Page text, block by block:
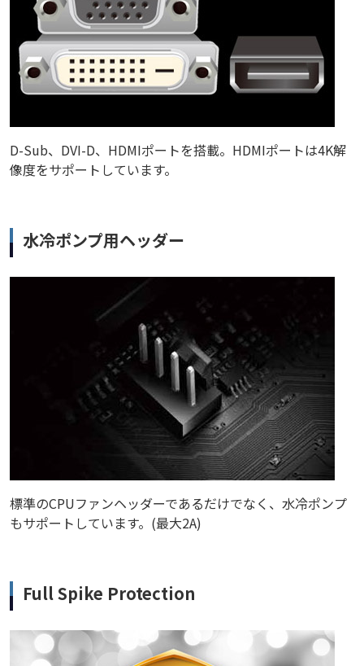
D-Sub、DVI-D、HDMIポートを搭載。HDMIポートは4K解
像度をサポートしています。
水冷ポンプ用ヘッダー
標準のCPUファンヘッダーであるだけでなく、水冷ポンプ
もサポートしています。(最大2A)
Full Spike Protection